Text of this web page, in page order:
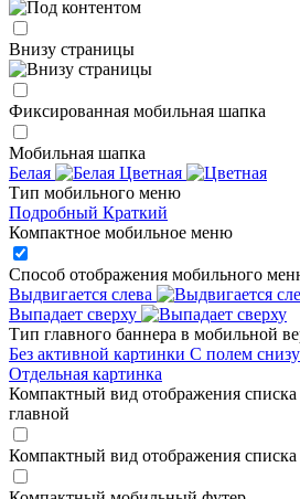
Внизу страницы
Фиксированная мобильная шапка
Мобильная шапка
Белая
Цветная
Тип мобильного меню
Подробный Краткий
Компактное мобильное меню
Способ отображения мобильного
Выдвигается слева
Выпадает сверху
Тип главного баннера в мобильной
Без активной картинки С полем
Отдельная картинка
Компактный вид отображения списка
главной
Компактный вид отображения списка